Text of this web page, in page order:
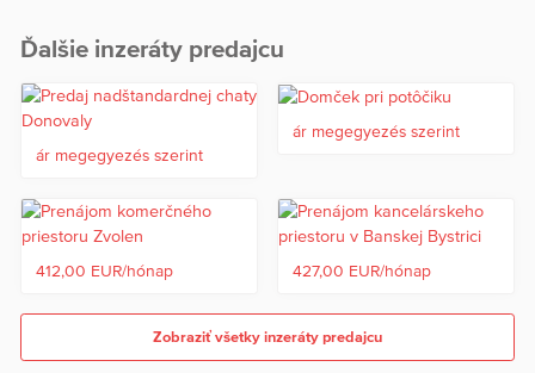
Ďalšie inzeráty predajcu
ár megegyezés szerint
ár megegyezés szerint
412,00 EUR/hónap 427,00 EUR/hónap
Zobraziť všetky inzeráty predajcu